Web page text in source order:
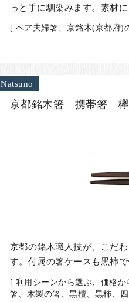
っと手に馴染みます。素材
[ ペア夫婦箸、京銘木(京都府)
Natsuno
京都銘木箸 携帯箸 欅
京都の銘木職人技が、こだ
す。付属の箸ケースも黒柿
[ 利用シーンから選ぶ、価格
箸、木製の箸、黒檀、黒柿、